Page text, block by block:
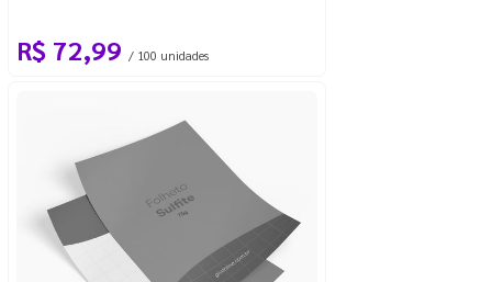
R$ 72,99 / 100 unidades